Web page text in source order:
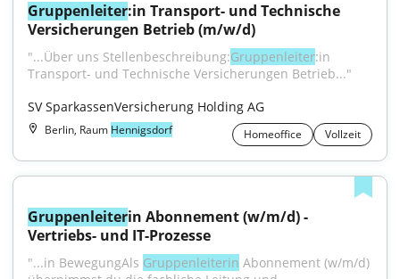
Gruppenleiter:in Transport- und Technische
Versicherungen Betrieb (m/w/d)
"...Über uns Stellenbeschreibung:Gruppenleiter:in
Transport- und Technische Versicherungen Betrieb..."
SV SparkassenVersicherung Holding AG
Berlin, Raum Hennigsdorf Homeoffice Vollzeit
Gruppenleiterin Abonnement (w/m/d) -
Vertriebs- und IT-Prozesse
"...in BewegungAls Gruppenleiterin Abonnement (w/m/d)